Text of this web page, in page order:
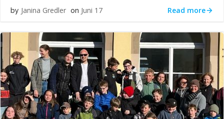
by Janina Gredler on Juni 17 Read more